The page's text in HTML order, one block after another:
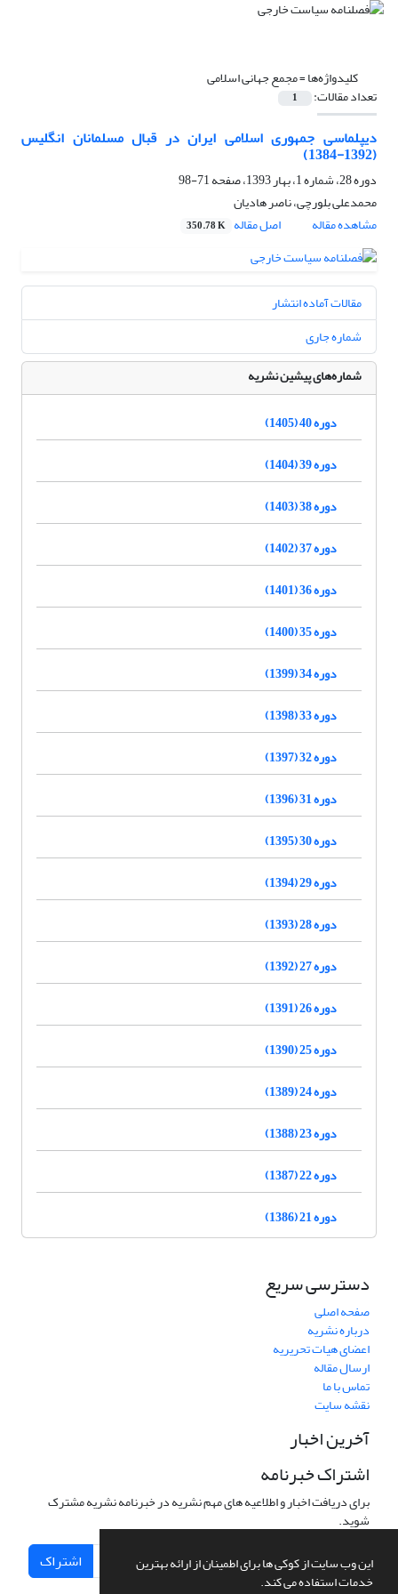
این وب سایت از کوکی ها برای اطمینان از ارائه بهترین
خدمات استفاده می کند.
کلیدواژه‌ها =مجمع جهانی اسلامی
تعداد مقالات: 1
دیپلماسی جمهوری اسلامی ایران در قبال مسلمانان انگلیس
(1392-1384)
دوره 28، شماره 1، بهار 1393، صفحه
71-98
محمدعلی بلورچی، ناصر‌ هادیان
مشاهده مقاله
اصل مقاله 350.78 K
مقالات آماده انتشار
شماره جاری
شماره‌های پیشین نشریه
دوره 40 (1405)
دوره 39 (1404)
دوره 38 (1403)
دوره 37 (1402)
دوره 36 (1401)
دوره 35 (1400)
دوره 34 (1399)
دوره 33 (1398)
دوره 32 (1397)
دوره 31 (1396)
دوره 30 (1395)
دوره 29 (1394)
دوره 28 (1393)
دوره 27 (1392)
دوره 26 (1391)
دوره 25 (1390)
دوره 24 (1389)
دوره 23 (1388)
دوره 22 (1387)
دوره 21 (1386)
دسترسی سریع
صفحه اصلی
درباره نشریه
اعضای هیات تحریریه
ارسال مقاله
تماس با ما
نقشه سایت
آخرین اخبار
اشتراک خبرنامه
برای دریافت اخبار و اطلاعیه های مهم نشریه در خبرنامه نشریه مشترک
شوید.
اشتراک